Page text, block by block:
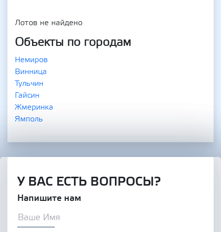
Лотов не найдено
Объекты по городам
Немиров
Винница
Тульчин
Гайсин
Жмеринка
Ямполь
У ВАС ЕСТЬ ВОПРОСЫ?
Напишите нам